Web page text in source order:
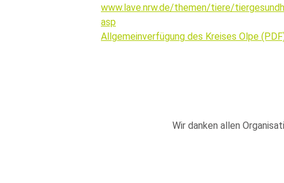
www.lave.nrw.de/themen/tiere/
asp
Allgemeinverfügung des Kreises Olpe
Wir danken allen